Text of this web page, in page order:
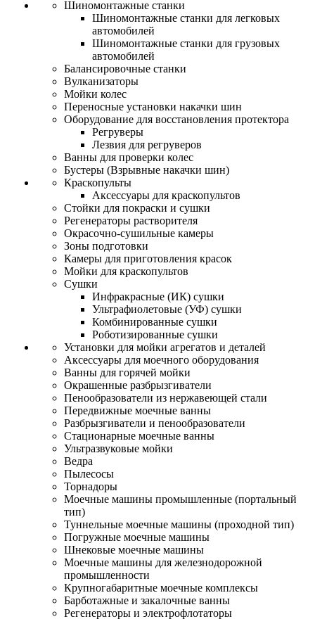
Шиномонтажные станки
Шиномонтажные станки для легковых
автомобилей
Шиномонтажные станки для грузовых
автомобилей
Балансировочные станки
Вулканизаторы
Мойки колес
Переносные установки накачки шин
Оборудование для восстановления протектора
Регруверы
Лезвия для регруверов
Ванны для проверки колес
Бустеры (Взрывные накачки шин)
Краскопульты
Аксессуары для краскопультов
Стойки для покраски и сушки
Регенераторы растворителя
Окрасочно-сушильные камеры
Зоны подготовки
Камеры для приготовления красок
Мойки для краскопультов
Сушки
Инфракрасные (ИК) сушки
Ультрафиолетовые (УФ) сушки
Комбинированные сушки
Роботизированные сушки
Установки для мойки агрегатов и деталей
Аксессуары для моечного оборудования
Ванны для горячей мойки
Окрашенные разбрызгиватели
Пенообразователи из нержавеющей стали
Передвижные моечные ванны
Разбрызгиватели и пенообразователи
Стационарные моечные ванны
Ультразвуковые мойки
Ведра
Пылесосы
Торнадоры
Моечные машины промышленные (портальный
тип)
Туннельные моечные машины (проходной тип)
Погружные моечные машины
Шнековые моечные машины
Моечные машины для железнодорожной
промышленности
Крупногабаритные моечные комплексы
Барботажные и закалочные ванны
Регенераторы и электрофлотаторы